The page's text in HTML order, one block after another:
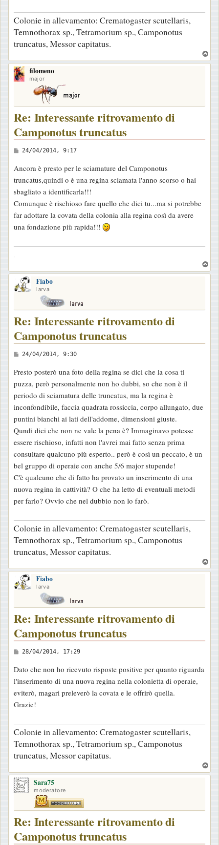
Colonie in allevamento: Crematogaster scutellaris,
Temnothorax sp., Tetramorium sp., Camponotus
truncatus, Messor capitatus.
o
filomeno
major
Re: Interessante ritrovamento di
Camponotus truncatus
M
s
s
a
g
g
i
24/04/2014, 9:17
Ancora è presto per le sciamature del Camponotus
truncatus,quindi o è una regina sciamata l'anno scorso o hai
sbagliato a identificarla!!!
Comunque è rischioso fare quello che dici tu...ma si potrebbe
far adottare la covata della colonia alla regina così da avere
una fondazione più rapida!!!
o
Fiabo
larva
Re: Interessante ritrovamento di
Camponotus truncatus
M
s
s
a
g
g
i
o
24/04/2014, 9:30
Presto posterò una foto della regina se dici che la cosa ti
puzza, però personalmente non ho dubbi, so che non è il
periodo di sciamatura delle truncatus, ma la regina è
inconfondibile, faccia quadrata rossiccia, corpo allungato, due
puntini bianchi ai lati dell'addome, dimensioni giuste.
Qundi dici che non ne vale la pena è? Immaginavo potesse
essere rischioso, infatti non l'avrei mai fatto senza prima
consultare qualcuno più esperto.. però è così un peccato, è un
bel gruppo di operaie con anche 5/6 major stupende!
C'è qualcuno che di fatto ha provato un inserimento di una
nuova regina in cattività? O che ha letto di eventuali metodi
per farlo? Ovvio che nel dubbio non lo farò.
Colonie in allevamento: Crematogaster scutellaris,
Temnothorax sp., Tetramorium sp., Camponotus
truncatus, Messor capitatus.
o
Fiabo
larva
Re: Interessante ritrovamento di
Camponotus truncatus
M
s
s
a
g
i
o
28/04/2014, 17:29
Dato che non ho ricevuto risposte positive per quanto riguarda
l'inserimento di una nuova regina nella colonietta di operaie,
eviterò, magari preleverò la covata e le offrirò quella.
Grazie!
Colonie in allevamento: Crematogaster scutellaris,
Temnothorax sp., Tetramorium sp., Camponotus
truncatus, Messor capitatus.
o
Sara75
moderatore
Re: Interessante ritrovamento di
Camponotus truncatus